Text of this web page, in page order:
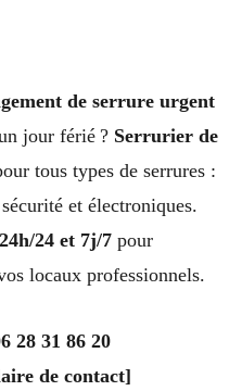
de serrure urgent
jour férié ? Serrurier de
tous types de serrures :
et électroniques.
24h/24 et 7j/7 pour
locaux professionnels.
28 31 86 20
de contact]